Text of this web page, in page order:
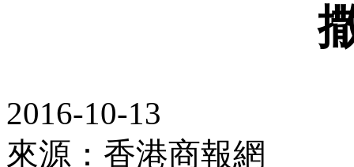
2016-10-13
來源：香港商報網